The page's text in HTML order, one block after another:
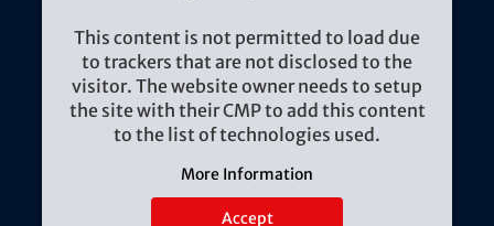
This content is not permitted to load due
to trackers that are not disclosed to the
visitor. The website owner needs to setup
the site with their CMP to add this content
to the list of technologies used.
More Information
Accept